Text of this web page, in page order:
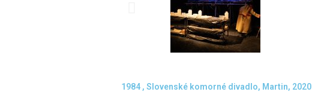
1984 , Slovenské komorné divadlo, Martin, 2020